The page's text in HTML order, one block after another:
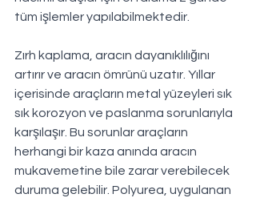
tüm işlemler yapılabilmektedir.
Zırh kaplama, aracın dayanıklılığını
artırır ve aracın ömrünü uzatır. Yıllar
içerisinde araçların metal yüzeyleri sık
sık korozyon ve paslanma sorunlarıyla
karşılaşır. Bu sorunlar araçların
herhangi bir kaza anında aracın
mukavemetine bile zarar verebilecek
duruma gelebilir. Polyurea, uygulanan